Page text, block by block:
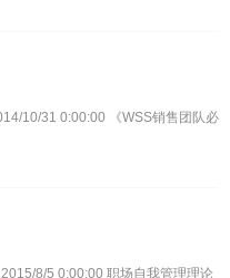
沙健老师为洋河中高层领导进行
10/31 0:00:00 《WSS销售团队必
8/5 0:00:00 职场自我管理理论